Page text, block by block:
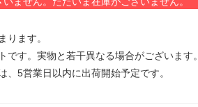
ります。
す。実物と若干異なる場合がございます。
5営業日以内に出荷開始予定です。